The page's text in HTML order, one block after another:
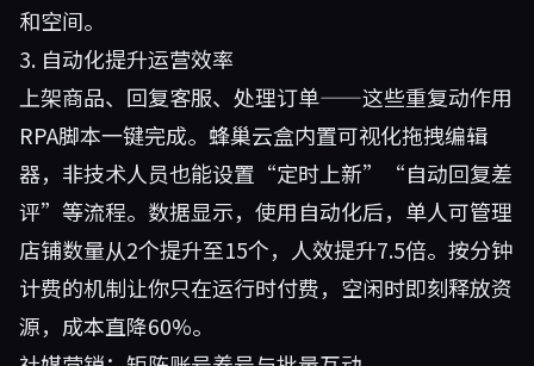
和空间。
3. 自动化提升运营效率
上架商品、回复客服、处理订单——这些重复动作用
RPA脚本一键完成。蜂巢云盒内置可视化拖拽编辑
器，非技术人员也能设置“定时上新”“自动回复差
评”等流程。数据显示，使用自动化后，单人可管理
店铺数量从2个提升至15个，人效提升7.5倍。按分钟
计费的机制让你只在运行时付费，空闲时即刻释放资
源，成本直降60%。